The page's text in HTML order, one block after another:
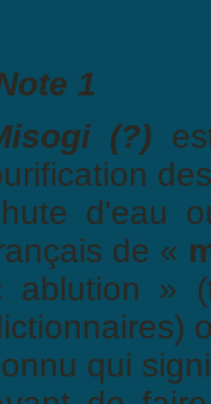
1
(?)
d'eau
de «
ablution »
qui